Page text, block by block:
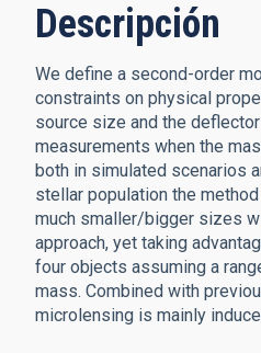
Descripción
We define a second-order
constraints on physical
source size and the
measurements when the
both in simulated scenarios
stellar population the
much smaller/bigger sizes
approach, yet taking
four objects assuming a
mass. Combined with
microlensing is mainly